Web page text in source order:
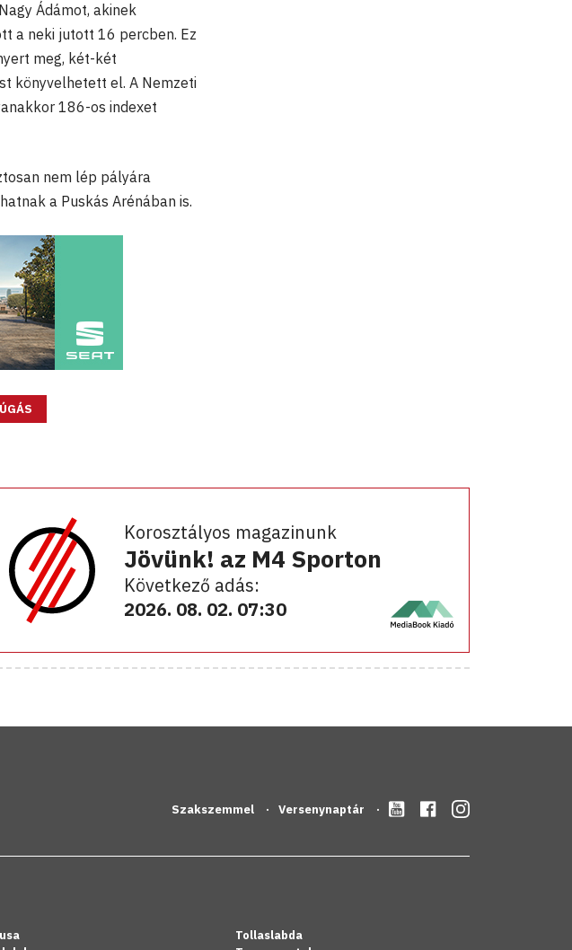
Ádámot, akinek
a neki jutott 16 percben. Ez
meg, két-két
könyvelhetett el. A Nemzeti
186-os indexet
nem lép pályára
a Puskás Arénában is.
Korosztályos magazinunk
Jövünk! az M4 Sporton
Következő adás:
2026. 08. 02. 07:30
Szakszemmel Versenynaptár
Tollaslabda